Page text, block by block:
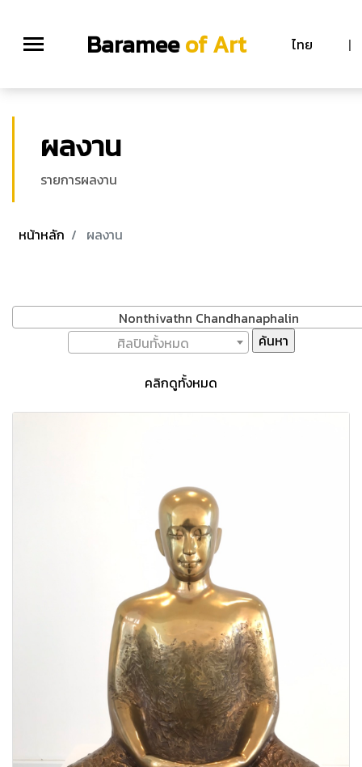
Barameeof Art ไทย |
ผลงาน
รายการผลงาน
หน้าหลัก ผลงาน
Nonthivathn Chandhanaphalin
ศิลปินทั้งหมด
คลิกดูทั้งหมด